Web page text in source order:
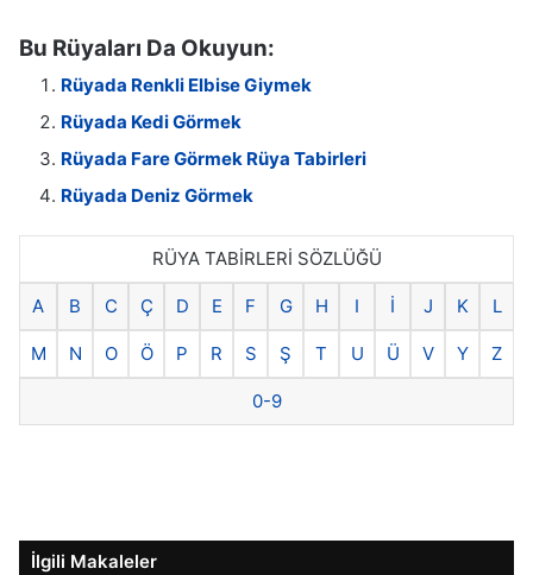
Bu Rüyaları Da Okuyun:
Rüyada Renkli Elbise Giymek
Rüyada Kedi Görmek
Rüyada Fare Görmek Rüya Tabirleri
Rüyada Deniz Görmek
RÜYA TABİRLERİ SÖZLÜĞÜ
A B C Ç D E F G H I İ J K L
M N O Ö P R S Ş T U Ü V Y Z
0-9
İlgili Makaleler